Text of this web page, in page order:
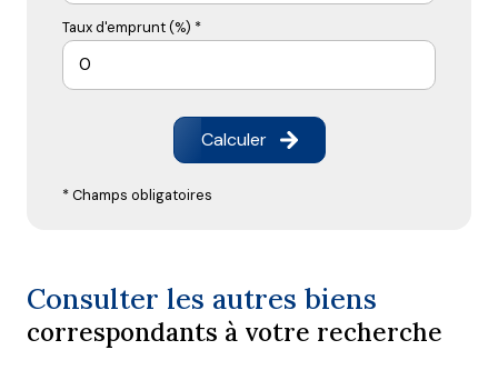
Taux d'emprunt (%) *
Calculer
* Champs obligatoires
Consulter les autres biens
correspondants à votre recherche